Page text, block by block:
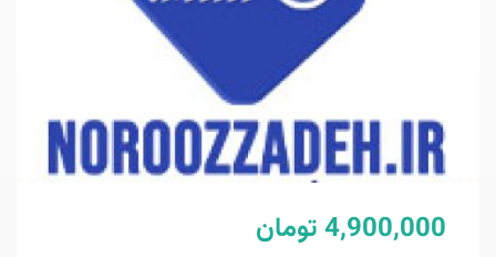
4,900,000 تومان